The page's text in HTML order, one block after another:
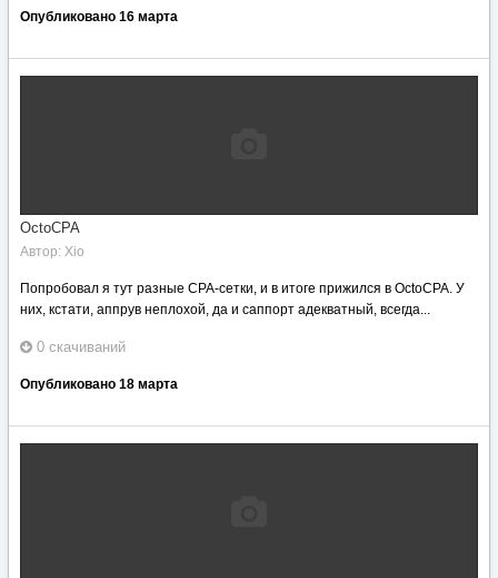
Опубликовано 16 марта
OctoCPA
Автор: Xio
Попробовал я тут разные CPA-сетки, и в итоге прижился в OctoCPA. У
них, кстати, аппрув неплохой, да и саппорт адекватный, всегда...
0 скачиваний
Опубликовано 18 марта